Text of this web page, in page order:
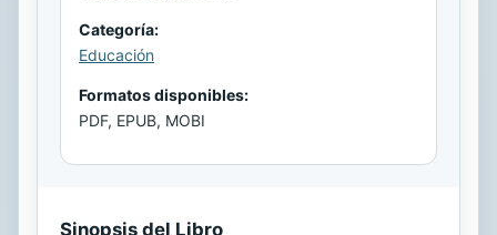
Categoría:
Educación
Formatos disponibles:
PDF, EPUB, MOBI
Sinopsis del Libro